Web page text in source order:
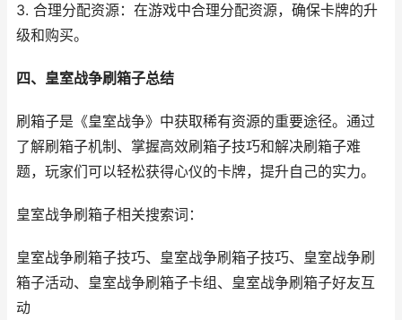
3. 合理分配资源：在游戏中合理分配资源，确保卡牌的升
级和购买。
四、皇室战争刷箱子总结
刷箱子是《皇室战争》中获取稀有资源的重要途径。通过
了解刷箱子机制、掌握高效刷箱子技巧和解决刷箱子难
题，玩家们可以轻松获得心仪的卡牌，提升自己的实力。
皇室战争刷箱子相关搜索词：
皇室战争刷箱子技巧、皇室战争刷箱子技巧、皇室战争刷
箱子活动、皇室战争刷箱子卡组、皇室战争刷箱子好友互
动